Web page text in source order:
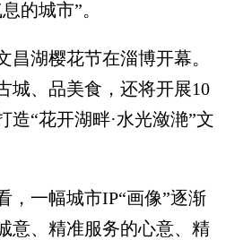
的城市”。
樱花节在淄博开幕。
城、品美食，还将开展10
造“花开湖畔·水光潋滟”文
一幅城市IP“画像”逐渐
、精准服务的心意、精